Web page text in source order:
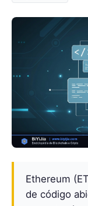
Ethereum
de código